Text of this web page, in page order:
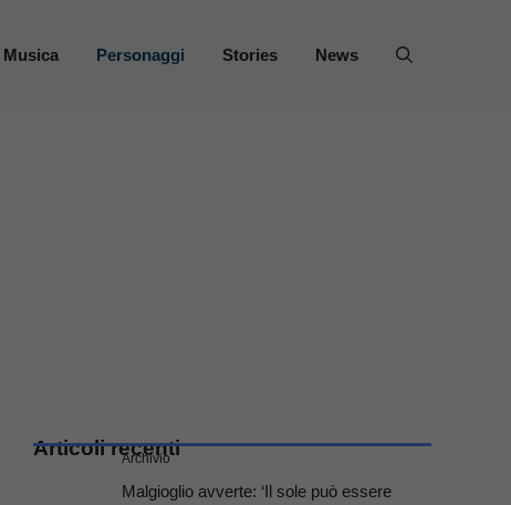
Musica Personaggi Stories News
Articoli recenti
Archivio
Malgioglio avverte: ‘Il sole può essere